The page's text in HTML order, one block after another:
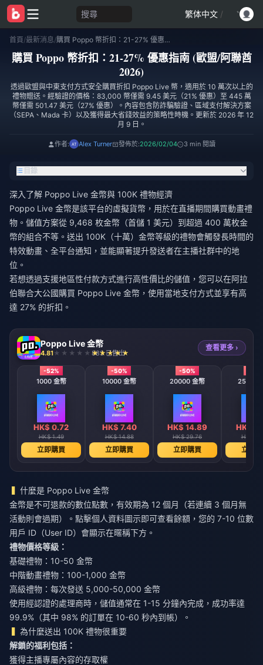
搜尋 繁体中文 /
首頁/最新消息/ 購買 Poppo 幣折扣：21-27% 優惠指南 (歐盟/阿聯酋 2026)
購買 Poppo 幣折扣：21-27% 優惠指南 (歐盟/阿聯酋
2026)
透過歐盟與中東支付方式安全購買折扣 Poppo Live 幣，適用於 10 萬次以上的
禮物贈送。經驗證的價格：83,000 幣僅需 9.45 美元（21% 優惠）至 445 萬
幣僅需 501.47 美元（27% 優惠）。內容包含防詐騙驗證、區域支付解決方案
（SEPA、Mada 卡）以及獲得最大省錢效益的策略性時機。更新於 2026 年 12
月 9 日。
作者: Alex Turner 發佈於:2026/02/04 3 min 閱讀
目錄
深入了解 Poppo Live 金幣與 100K 禮物經濟
Poppo Live 金幣是該平台的虛擬貨幣，用於在直播期間購買動畫禮
物。儲值方案從 9,468 枚金幣（首儲 1 美元）到超過 400 萬枚金
幣的組合不等。送出 100K（十萬）金幣等級的禮物會觸發長時間的
特效動畫、全平台通知，並能顯著提升發送者在主播社群中的地
位。
若想透過支援地區性付款方式進行高性價比的儲值，您可以在阿拉
伯聯合大公國購買 Poppo Live 金幣 ，使用當地支付方式並享有高
達 27% 的折扣。
Poppo Live 金幣
4.81 883 已售出
查看更多 ›
-52%
1000 金幣
HK$ 0.72
HK$ 1.49
立即購買
-50%
10000 金幣
HK$ 7.40
HK$ 14.88
立即購買
-50%
20000 金幣
HK$ 14.89
HK$ 29.76
立即購買
25500
HK$
HK$
立即
什麼是 Poppo Live 金幣
金幣是不可退款的數位點數，有效期為 12 個月（若連續 3 個月無
活動則會過期）。點擊個人資料圖示即可查看餘額，您的 7-10 位數
用戶 ID（User ID）會顯示在暱稱下方。
禮物價格等級：
基礎禮物：10-50 金幣
中階動畫禮物：100-1,000 金幣
高級禮物：每次發送 5,000-50,000 金幣
使用經認證的處理商時，儲值通常在 1-15 分鐘內完成，成功率達
99.9%（其中 98% 的訂單在 10-60 秒內到帳）。
為什麼送出 100K 禮物很重要
解鎖的福利包括：
獲得主播專屬內容的存取權